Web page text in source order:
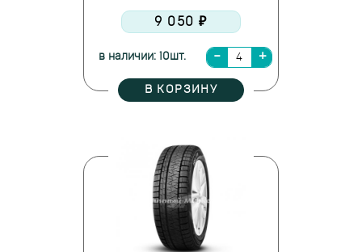
9 050 ₽
в наличии: 10шт.
В КОРЗИНУ